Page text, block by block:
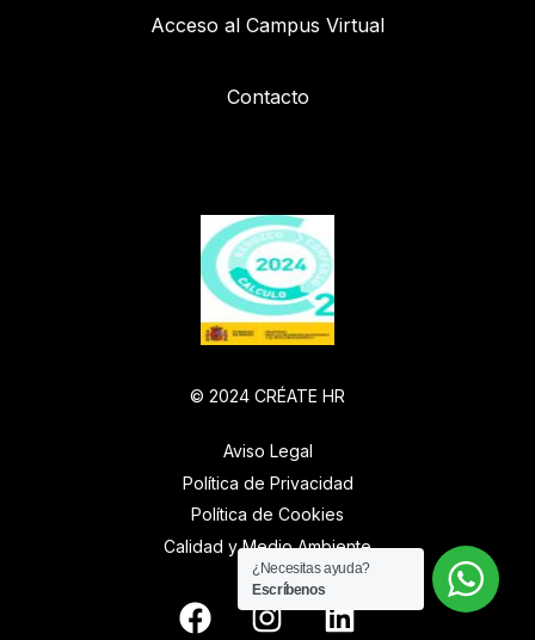
Acceso al Campus Virtual
Contacto
© 2024 CRÉATE HR
Aviso Legal
Política de Privacidad
Política de Cookies
Calidad y Medio Ambiente
¿Necesitas ayuda?
Escríbenos